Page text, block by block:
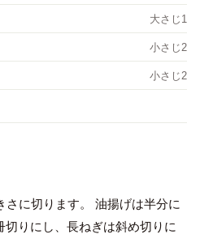
大さじ1
小さじ2
小さじ2
さに切ります。 油揚げは半分に
りにし、長ねぎは斜め切りに